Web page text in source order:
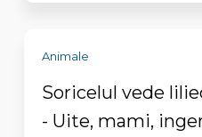
Animale
Soricelul vede
- Uite, mami,